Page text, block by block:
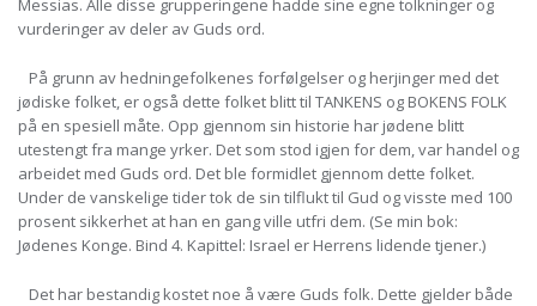
Messias. Alle disse grupperingene hadde sine egne tolkninger og
vurderinger av deler av Guds ord.
På grunn av hedningefolkenes forfølgelser og herjinger med det
jødiske folket, er også dette folket blitt til TANKENS og BOKENS FOLK
på en spesiell måte. Opp gjennom sin historie har jødene blitt
utestengt fra mange yrker. Det som stod igjen for dem, var handel og
arbeidet med Guds ord. Det ble formidlet gjennom dette folket.
Under de vanskelige tider tok de sin tilflukt til Gud og visste med 100
prosent sikkerhet at han en gang ville utfri dem. (Se min bok:
Jødenes Konge. Bind 4. Kapittel: Israel er Herrens lidende tjener.)
Det har bestandig kostet noe å være Guds folk. Dette gjelder både